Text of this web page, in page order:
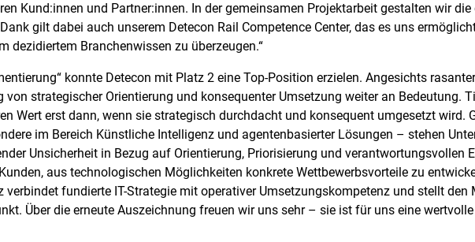
Kund:innen und Partner:innen. In der gemeinsamen Projektarbeit gestalten wir
gilt dabei auch unserem Detecon Rail Competence Center, das es uns
dezidiertem Branchenwissen zu überzeugen.“
konnte Detecon mit Platz 2 eine Top-Position erzielen. Angesichts
strategischer Orientierung und konsequenter Umsetzung weiter an Bedeutung.
Wert erst dann, wenn sie strategisch durchdacht und konsequent umgesetzt wird.
im Bereich Künstliche Intelligenz und agentenbasierter Lösungen – stehen
Unsicherheit in Bezug auf Orientierung, Priorisierung und verantwortungsvollen
aus technologischen Möglichkeiten konkrete Wettbewerbsvorteile zu
verbindet fundierte IT-Strategie mit operativer Umsetzungskompetenz und stellt den
Über die erneute Auszeichnung freuen wir uns sehr – sie ist für uns eine